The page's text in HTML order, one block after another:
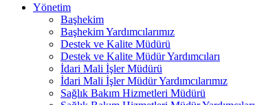
Yönetim
Başhekim
Başhekim Yardımcılarımız
Destek ve Kalite Müdürü
Destek ve Kalite Müdür Yardımcıları
İdari Mali İşler Müdürü
İdari Mali İşler Müdür Yardımcılarımız
Sağlık Bakım Hizmetleri Müdürü